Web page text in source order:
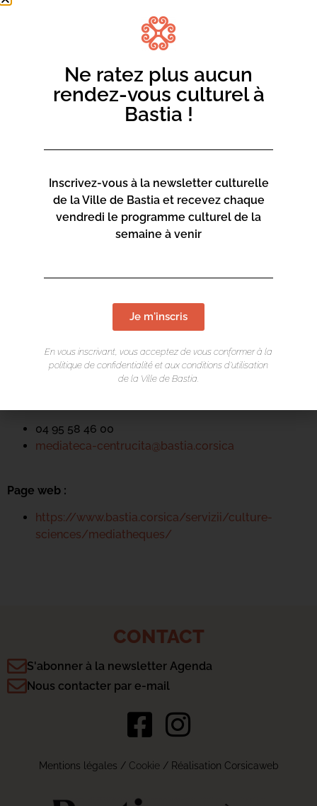
Rue Favalelli
20200 Bastia
04 95 58 46 00
mediateca-centrucita@bastia.corsica
Page web :
https://www.bastia.corsica/servizii/culture-
sciences/mediatheques/
CONTACT
S'abonner à la newsletter Agenda
Nous contacter par e-mail
Mentions légales / Cookie/ Réalisation Corsicaweb
Ne ratez plus aucun
rendez-vous culturel à
Bastia !
Inscrivez-vous à la newsletter culturelle
de la Ville de Bastia et recevez chaque
vendredi le programme culturel de la
semaine à venir
Je m'inscris
En vous inscrivant, vous acceptez de vous conformer à la
politique de confidentialité et aux conditions d’utilisation
de la Ville de Bastia.